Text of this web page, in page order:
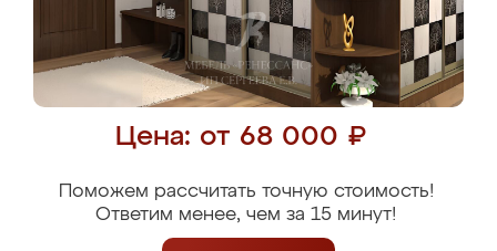
Цена: от 68 000 ₽
Поможем рассчитать точную стоимость!
Ответим менее, чем за 15 минут!